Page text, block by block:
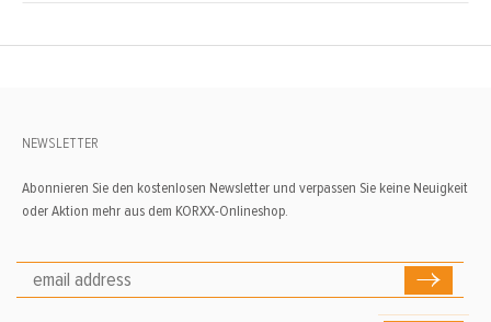
NEWSLETTER
Abonnieren Sie den kostenlosen Newsletter und verpassen Sie keine Neuigkeit
oder Aktion mehr aus dem KORXX-Onlineshop.